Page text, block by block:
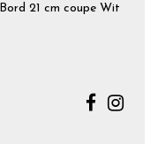
21 cm coupe Wit